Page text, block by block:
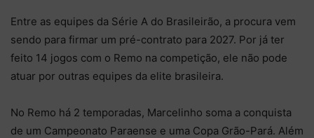
Entre as equipes da Série A do Brasileirão, a procura vem
sendo para firmar um pré-contrato para 2027. Por já ter
feito 14 jogos com o Remo na competição, ele não pode
atuar por outras equipes da elite brasileira.
No Remo há 2 temporadas, Marcelinho soma a conquista
de um Campeonato Paraense e uma Copa Grão-Pará. Além